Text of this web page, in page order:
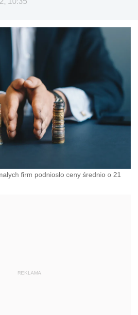
firm podniosło ceny średnio o 21